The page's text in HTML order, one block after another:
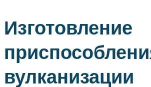
Изготовление
вулканизации